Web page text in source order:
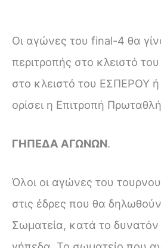
Οι αγώνες του final-4 θα
περιτροπής στο κλειστό
στο κλειστό του ΕΣΠΕΡΟΥ
ορίσει η Επιτροπή
ΓΗΠΕΔΑ ΑΓΩΝΩΝ.
Όλοι οι αγώνες του
στις έδρες που θα
Σωματεία, κατά το δυνατόν